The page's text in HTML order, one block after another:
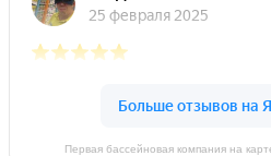
Первая бассейновая компания на